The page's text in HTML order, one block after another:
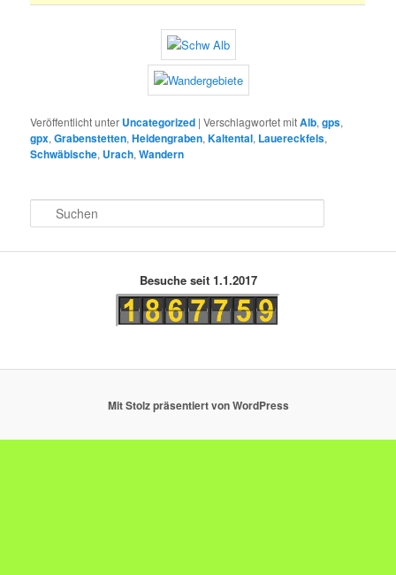
Veröffentlicht unter Uncategorized |Verschlagwortet mitAlb,gps,
gpx,Grabenstetten,Heidengraben,Kaltental, Lauereckfels,
Schwäbische, Urach,Wandern
u
Besuche seit 1.1.2017
Mit Stolz präsentiert von WordPress